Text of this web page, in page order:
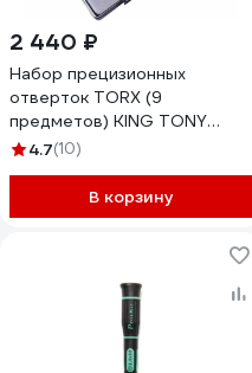
2 440 ₽
Набор прецизионных
отверток TORX (9
предметов) KING TONY
32309PR
4.7(10)
В корзину